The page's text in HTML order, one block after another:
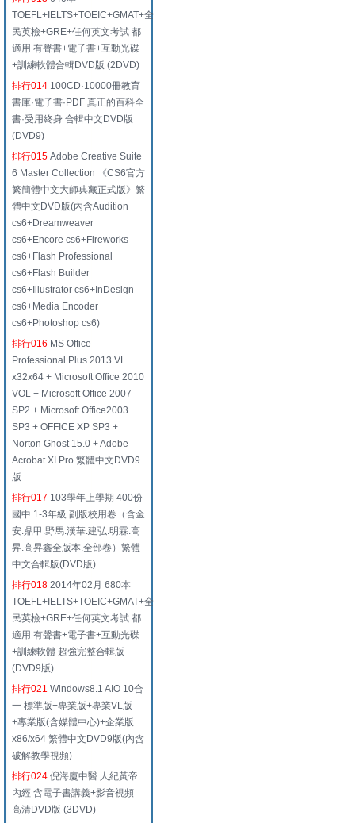
TOEFL+IELTS+TOEIC+GMAT+全
民英檢+GRE+任何英文考試 都
適用 有聲書+電子書+互動光碟
+訓練軟體合輯DVD版 (2DVD)
排行014 100CD·10000冊教育
書庫·電子書·PDF 真正的百科全
書·受用終身 合輯中文DVD版
(DVD9)
排行015 Adobe Creative Suite
6 Master Collection 《CS6官方
繁簡體中文大師典藏正式版》繁
體中文DVD版(內含Audition
cs6+Dreamweaver
cs6+Encore cs6+Fireworks
cs6+Flash Professional
cs6+Flash Builder
cs6+Illustrator cs6+InDesign
cs6+Media Encoder
cs6+Photoshop cs6)
排行016 MS Office
Professional Plus 2013 VL
x32x64 + Microsoft Office 2010
VOL + Microsoft Office 2007
SP2 + Microsoft Office2003
SP3 + OFFICE XP SP3 +
Norton Ghost 15.0 + Adobe
Acrobat XI Pro 繁體中文DVD9
版
排行017 103學年上學期 400份
國中 1-3年級 副版校用卷（含金
安.鼎甲.野馬.漢華.建弘.明霖.高
昇.高昇鑫全版本.全部卷）繁體
中文合輯版(DVD版)
排行018 2014年02月 680本
TOEFL+IELTS+TOEIC+GMAT+全
民英檢+GRE+任何英文考試 都
適用 有聲書+電子書+互動光碟
+訓練軟體 超強完整合輯版
(DVD9版)
排行021 Windows8.1 AIO 10合
一 標準版+專業版+專業VL版
+專業版(含媒體中心)+企業版
x86/x64 繁體中文DVD9版(內含
破解教學視頻)
排行024 倪海廈中醫 人紀黃帝
內經 含電子書講義+影音視頻
高清DVD版 (3DVD)